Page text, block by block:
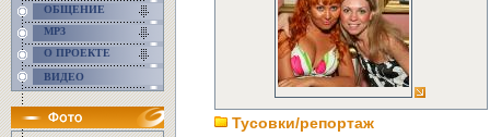
ОБЩЕНИЕ
MP3
О ПРОЕКТЕ
ВИДЕО
Тусовки/репортаж